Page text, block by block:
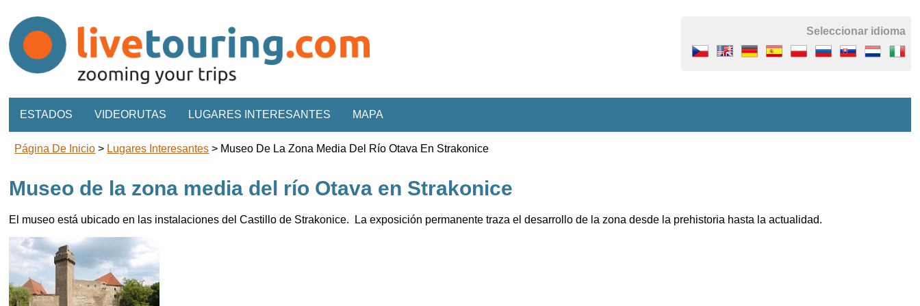
Seleccionar idioma
ESTADOS VIDEORUTAS LUGARES INTERESANTES MAPA
Página De Inicio > Lugares Interesantes > Museo De La Zona Media Del Río Otava En Strakonice
Museo de la zona media del río Otava en Strakonice
El museo está ubicado en las instalaciones del Castillo de Strakonice. La exposición permanente traza el desarrollo de la zona desde la prehistoria hasta la actualidad.